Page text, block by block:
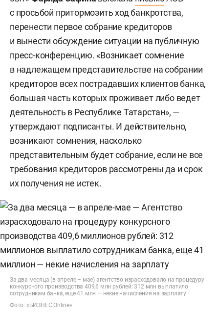
с просьбой притормозить ход банкротства,
перенести первое собрание кредиторов
и вынести обсуждение ситуации на публичную
пресс-конференцию. «Возникает сомнение
в надлежащем представительстве на собрании
кредиторов всех пострадавших клиентов банка,
большая часть которых проживает либо ведет
деятельность в Республике Татарстан», —
утверждают подписанты. И действительно,
возникают сомнения, насколько
представительным будет собрание, если не все
требования кредиторов рассмотрены да и срок
их получения не истек.
За два месяца (в апреле – мае) агентство израсходовало на процедуру
конкурсного производства 409,6 млн рублей: 312 млн выплатило
сотрудникам банка, еще 41 млн — некие начисления на зарплату
Фото: «БИЗНЕС Online»